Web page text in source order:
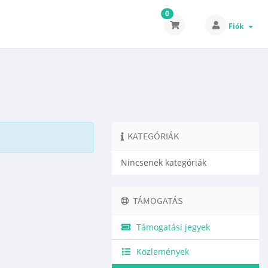
0
Fiók
KATEGÓRIÁK
Nincsenek kategóriák
TÁMOGATÁS
Támogatási jegyek
Közlemények